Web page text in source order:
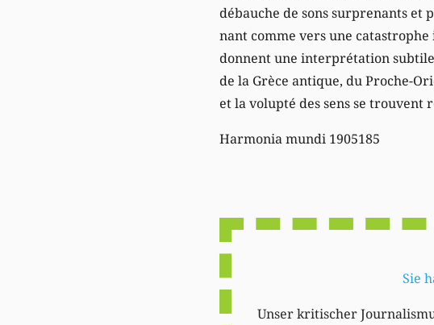
débauche de sons surprenants et
nant comme vers une
donnent une interprétation
de la Grèce antique, du Proche-
et la volupté des sens se trouvent
Harmonia mundi 1905185
Sie
Unser kritischer